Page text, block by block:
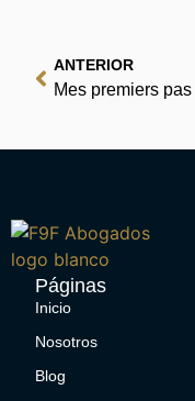
ANTERIOR
Páginas
Inicio
Nosotros
Blog